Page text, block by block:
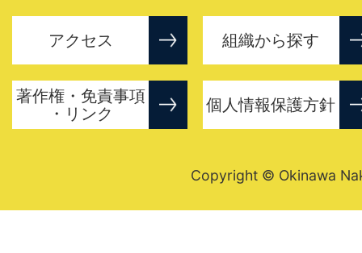
アクセス 組織から探す
著作権・免責事項
・リンク
個人情報保護方針
Copyright © Okinawa